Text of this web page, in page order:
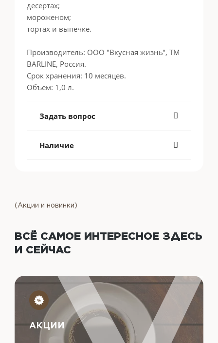
десертах;
мороженом;
тортах и выпечке.
Производитель: ООО "Вкусная жизнь", ТМ
BARLINE, Россия.
Срок хранения: 10 месяцев.
Объем: 1,0 л.
Задать вопрос
Наличие
(Акции и новинки)
ВСЁ САМОЕ ИНТЕРЕСНОЕ ЗДЕСЬ
И СЕЙЧАС
АКЦИИ